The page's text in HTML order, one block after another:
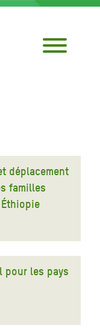
déplacement
familles
pour les pays